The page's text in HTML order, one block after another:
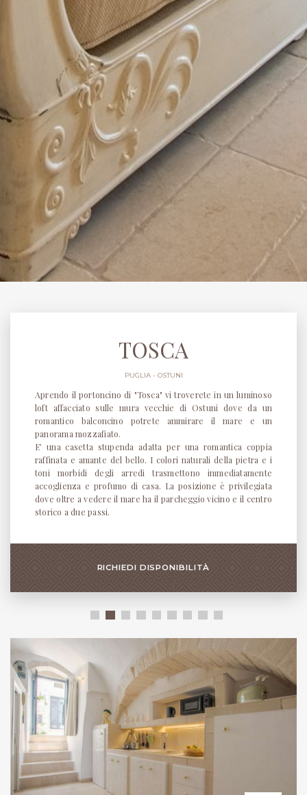
TOSCA
PUGLIA - OSTUNI
Aprendo il portoncino di "Tosca" vi troverete in un luminoso
loft affacciato sulle mura vecchie di Ostuni dove da un
romantico balconcino potrete ammirare il mare e un
panorama mozzafiato.
E’ una casetta stupenda adatta per una romantica coppia
raffinata e amante del bello. I colori naturali della pietra e i
toni morbidi degli arredi trasmettono immediatamente
accoglienza e profumo di casa. La posizione è privilegiata
dove oltre a vedere il mare ha il parcheggio vicino e il centro
storico a due passi.
RICHIEDI DISPONIBILITÀ